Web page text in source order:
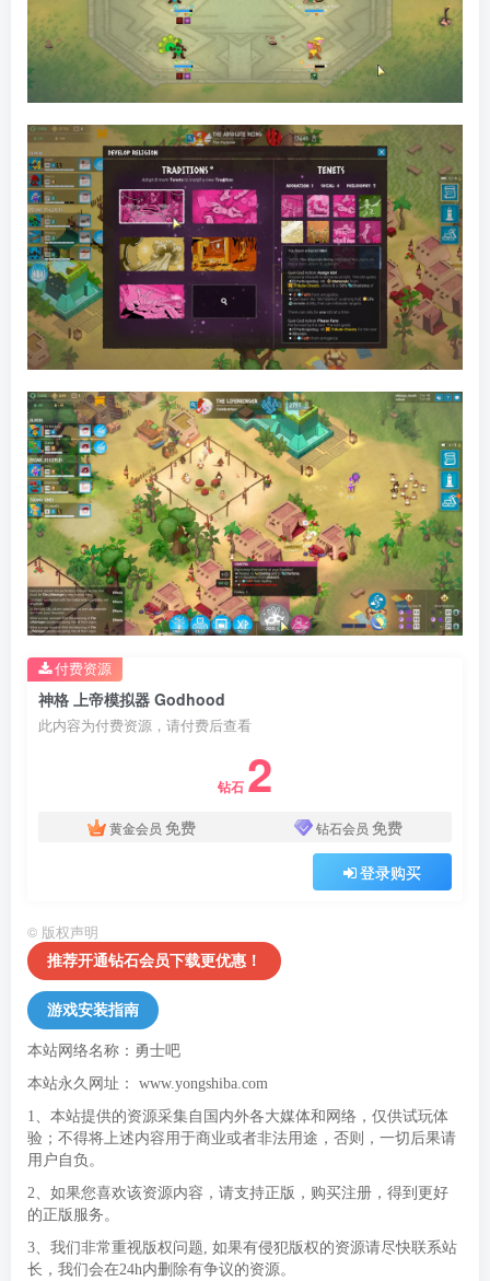
神格 上帝模拟器 Godhood
此内容为付费资源，请付费后查看
钻石 2
黄金会员 免费 钻石会员 免费
登录购买
付费资源
© 版权声明
推荐开通钻石会员下载更优惠！
游戏安装指南
本站网络名称：勇士吧
本站永久网址： www.yongshiba.com
1、本站提供的资源采集自国内外各大媒体和网络，仅供试玩体
验；不得将上述内容用于商业或者非法用途，否则，一切后果请
用户自负。
2、如果您喜欢该资源内容，请支持正版，购买注册，得到更好
的正版服务。
3、我们非常重视版权问题, 如果有侵犯版权的资源请尽快联系站
长，我们会在24h内删除有争议的资源。